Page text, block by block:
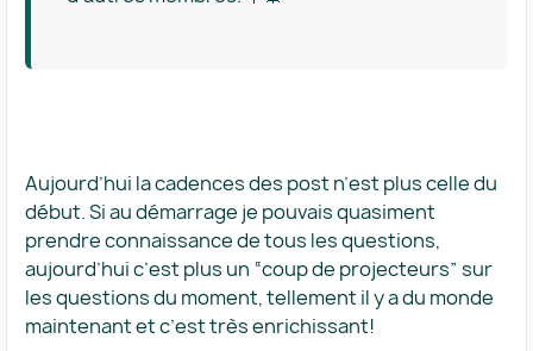
Aujourd’hui la cadences des post n’est plus celle du
début. Si au démarrage je pouvais quasiment
prendre connaissance de tous les questions,
aujourd’hui c’est plus un “coup de projecteurs” sur
les questions du moment, tellement il y a du monde
maintenant et c’est très enrichissant!